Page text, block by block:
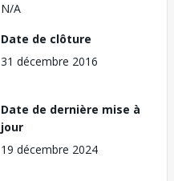
N/A
Date de clôture
31 décembre 2016
Date de dernière mise à
jour
19 décembre 2024